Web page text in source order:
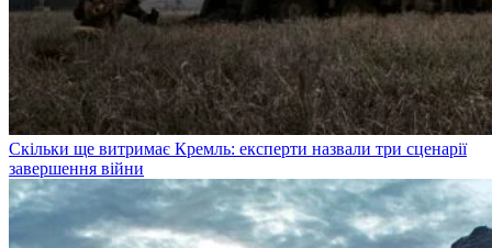
Скільки ще витримає Кремль: експерти назвали три сценарії
завершення війни